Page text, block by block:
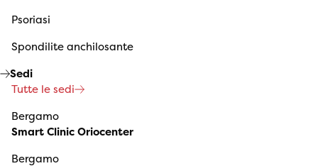
Psoriasi
Spondilite anchilosante
Sedi
Tutte le sedi
Bergamo
Smart Clinic Oriocenter
Bergamo